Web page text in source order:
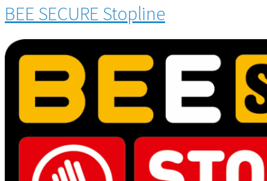
BEE SECURE Stopline